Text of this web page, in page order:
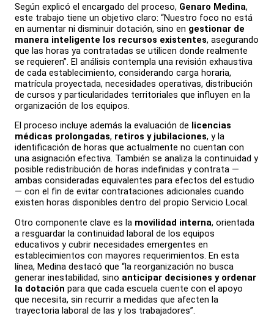
Según explicó el encargado del proceso, Genaro Medina,
este trabajo tiene un objetivo claro: “Nuestro foco no está
en aumentar ni disminuir dotación, sino en gestionar de
manera inteligente los recursos existentes, asegurando
que las horas ya contratadas se utilicen donde realmente
se requieren”. El análisis contempla una revisión exhaustiva
de cada establecimiento, considerando carga horaria,
matrícula proyectada, necesidades operativas, distribución
de cursos y particularidades territoriales que influyen en la
organización de los equipos.
El proceso incluye además la evaluación de licencias
médicas prolongadas, retiros y jubilaciones, y la
identificación de horas que actualmente no cuentan con
una asignación efectiva. También se analiza la continuidad y
posible redistribución de horas indefinidas y contrata —
ambas consideradas equivalentes para efectos del estudio
— con el fin de evitar contrataciones adicionales cuando
existen horas disponibles dentro del propio Servicio Local.
Otro componente clave es la movilidad interna, orientada
a resguardar la continuidad laboral de los equipos
educativos y cubrir necesidades emergentes en
establecimientos con mayores requerimientos. En esta
línea, Medina destacó que “la reorganización no busca
generar inestabilidad, sino anticipar decisiones y ordenar
la dotación para que cada escuela cuente con el apoyo
que necesita, sin recurrir a medidas que afecten la
trayectoria laboral de las y los trabajadores”.